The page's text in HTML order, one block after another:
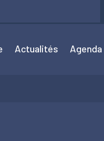
Actualités Agenda